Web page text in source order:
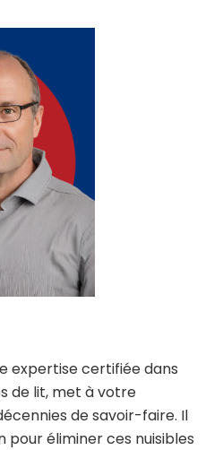
expertise certifiée dans
de lit, met à votre
de savoir-faire. Il
pour éliminer ces nuisibles